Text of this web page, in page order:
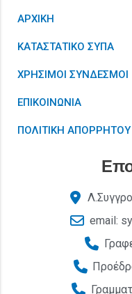
ΑΡΧΙΚΗ
ΚΑΤΑΣΤΑΤΙΚΟ ΣΥΠΑ
ΧΡΗΣΙΜΟΙ ΣΥΝΔΕΣΜΟΙ
ΕΠΙΚΟΙΝΩΝΙΑ
ΠΟΛΙΤΙΚΗ ΑΠΟΡΡΗΤΟΥ
email: